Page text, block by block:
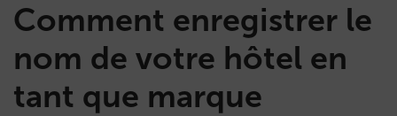
Comment enregistrer le
nom de votre hôtel en
tant que marque